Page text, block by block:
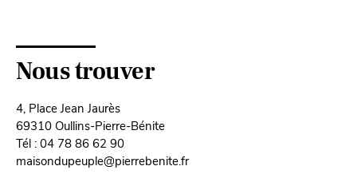
Nous trouver
4, Place Jean Jaurès
69310 Oullins-Pierre-Bénite
Tél : 04 78 86 62 90
maisondupeuple@pierrebenite.fr